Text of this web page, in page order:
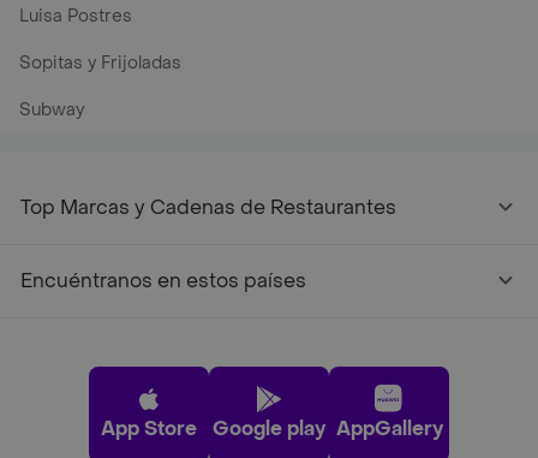
Luisa Postres
Sopitas y Frijoladas
Subway
Top Marcas y Cadenas de Restaurantes
Encuéntranos en estos países
App Store Google play AppGallery